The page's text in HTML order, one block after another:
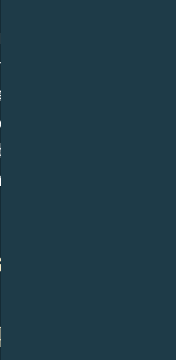
com otimismo
os desafios
que
Não
Eles estão
nas